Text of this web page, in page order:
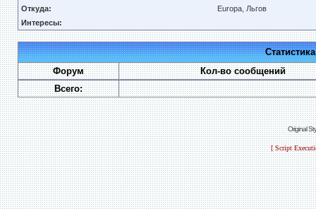
Откуда:
Europa, Льгов
Интересы:
Форум
Кол-во сообщений
Всего:
Original
[ Script